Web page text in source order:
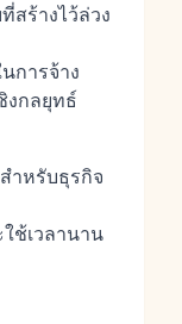
สร้างไว้ล่วง
การจ้าง
งกลยุทธ์
ำหรับธุรกิจ
ช้เวลานาน